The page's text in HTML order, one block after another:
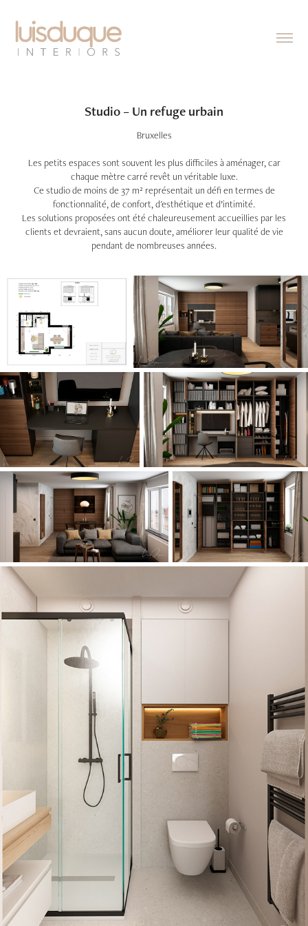
Studio – Un refuge urbain
Bruxelles
Les petits espaces sont souvent les plus difficiles à aménager, car
chaque mètre carré revêt un véritable luxe.
Ce studio de moins de 37 m² représentait un défi en termes de
fonctionnalité, de confort, d'esthétique et d’intimité.
Les solutions proposées ont été chaleureusement accueillies par les
clients et devraient, sans aucun doute, améliorer leur qualité de vie